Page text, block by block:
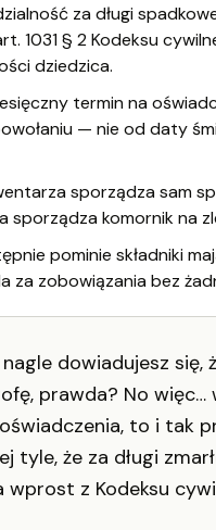
za długi
1031 § 2 Kodeksu
dziedzica.
termin na
— nie od daty
sporządza sam
sporządza komornik na
pominie składniki
za zobowiązania bez
dowiadujesz
prawda? No więc…
to i tak
tyle, że za długi
wprost z Kodeksu